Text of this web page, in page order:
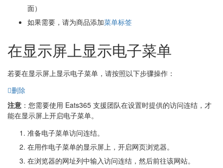
面）
如果需要，请为商品添加菜单标签
在显示屏上显示电子菜单
若要在显示屏上显示电子菜单，请按照以下步骤操作：
删除
注意 ：您需要使用 Eats365 支援团队在设置时提供的访问连结，才
能在显示屏上开启电子菜单。
准备电子菜单访问连结。
在用作电子菜单的显示屏上，开启网页浏览器。
在浏览器的网址列中输入访问连结，然后前往该网站。